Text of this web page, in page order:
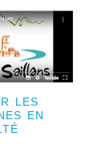
LES
EN